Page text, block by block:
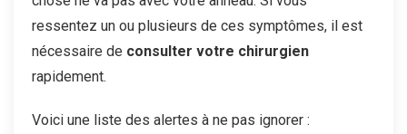
ressentez un ou plusieurs de ces symptômes, il est
nécessaire de consulter votre chirurgien
rapidement.
Voici une liste des alertes à ne pas ignorer :